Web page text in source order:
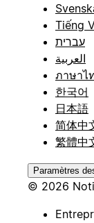
Tiếng
עברית
العربية
ภาษาไ
한국어
日本語
简体中
繁體中
Paramètres
© 2026